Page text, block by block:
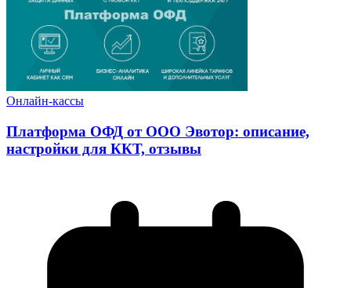
Онлайн-кассы
Платформа ОФД от ООО Эвотор: описание,
настройки для ККТ, отзывы